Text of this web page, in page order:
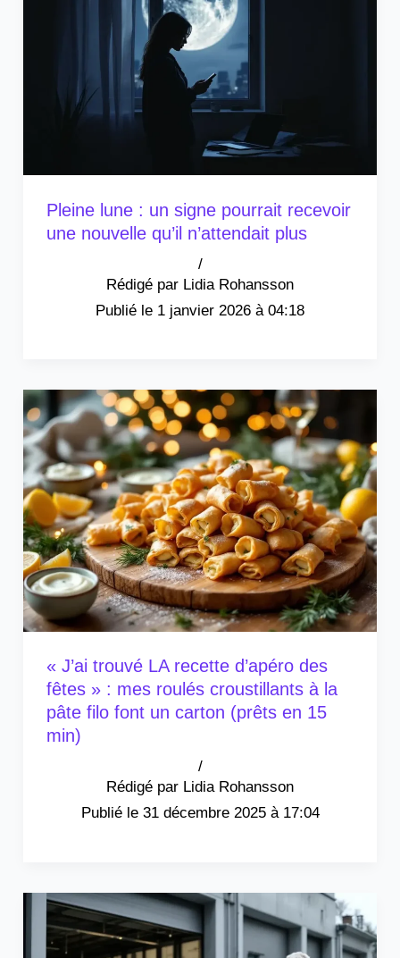
Pleine lune : un signe pourrait recevoir
une nouvelle qu’il n’attendait plus
Lidia Rohansson
/
1 janvier 2026 à 04:18
« J’ai trouvé LA recette d’apéro des
fêtes » : mes roulés croustillants à la
pâte filo font un carton (prêts en 15
min)
Lidia Rohansson
/
31 décembre 2025 à 17:04